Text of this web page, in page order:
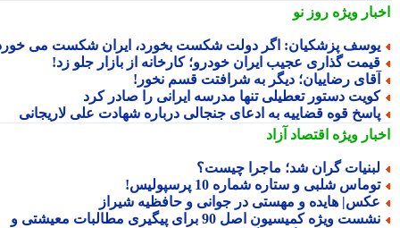
ویژهروز نو
پزشکیان: اگر دولت شکست بخورد، ایران شکست می خورد
گذاری عجیب ایران خودرو؛ کارخانه از بازار جلو زد!
رضاییان؛ دیگر به شرافتت قسم نخور!
دستور تعطیلی تنها مدرسه ایرانی را صادر کرد
قوه قضاییه به ادعای جنجالی درباره شهادت علی لاریجانی
ویژهاقتصاد آزاد
گران شد؛ ماجرا چیست؟
شلبی و ستاره شماره 10 پرسپولیس!
هایده و مهستی در جوانی و حافظیه شیراز
نشست ویژه کمیسیون اصل 90 برای پیگیری مطالبات معیشتی و